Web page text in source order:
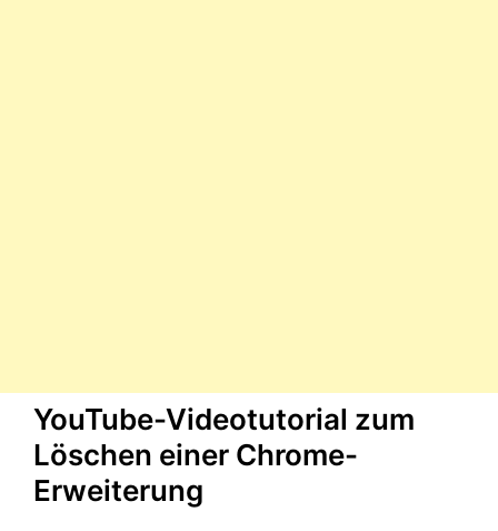
YouTube-Videotutorial zum
Löschen einer Chrome-
Erweiterung